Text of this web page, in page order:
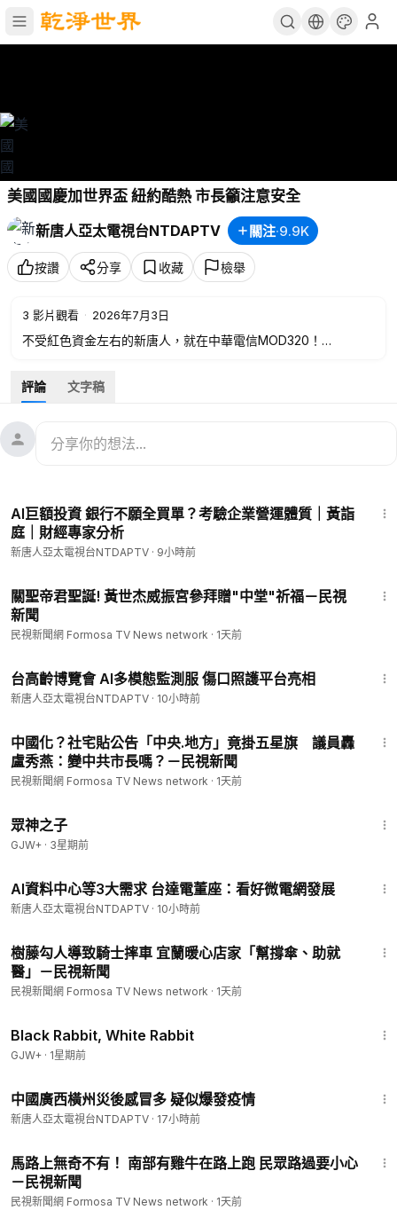
美國國慶加世界盃 紐約酷熱 市長籲注意安全
新唐人亞太電視台NTDAPTV
關注·9.9K
按讚 分享 收藏 檢舉
3 影片觀看 · 2026年7月3日
不受紅色資金左右的新唐人，就在中華電信MOD320！
📍歡迎訂閱電子報➡️
評論 文字稿
AI巨額投資 銀行不願全買單？考驗企業營運體質｜黃詣
庭｜財經專家分析
新唐人亞太電視台NTDAPTV · 9小時前
關聖帝君聖誕! 黃世杰威振宮參拜贈"中堂"祈福－民視
新聞
民視新聞網 Formosa TV News network · 1天前
台高齡博覽會 AI多模態監測服 傷口照護平台亮相
新唐人亞太電視台NTDAPTV · 10小時前
中國化？社宅貼公告「中央.地方」竟掛五星旗 議員轟
盧秀燕：變中共市長嗎？－民視新聞
民視新聞網 Formosa TV News network · 1天前
眾神之子
GJW+ · 3星期前
AI資料中心等3大需求 台達電董座：看好微電網發展
新唐人亞太電視台NTDAPTV · 10小時前
樹藤勾人導致騎士摔車 宜蘭暖心店家「幫撐傘、助就
醫」－民視新聞
民視新聞網 Formosa TV News network · 1天前
Black Rabbit, White Rabbit
GJW+ · 1星期前
中國廣西橫州災後感冒多 疑似爆發疫情
新唐人亞太電視台NTDAPTV · 17小時前
馬路上無奇不有！ 南部有雞牛在路上跑 民眾路過要小心
－民視新聞
民視新聞網 Formosa TV News network · 1天前